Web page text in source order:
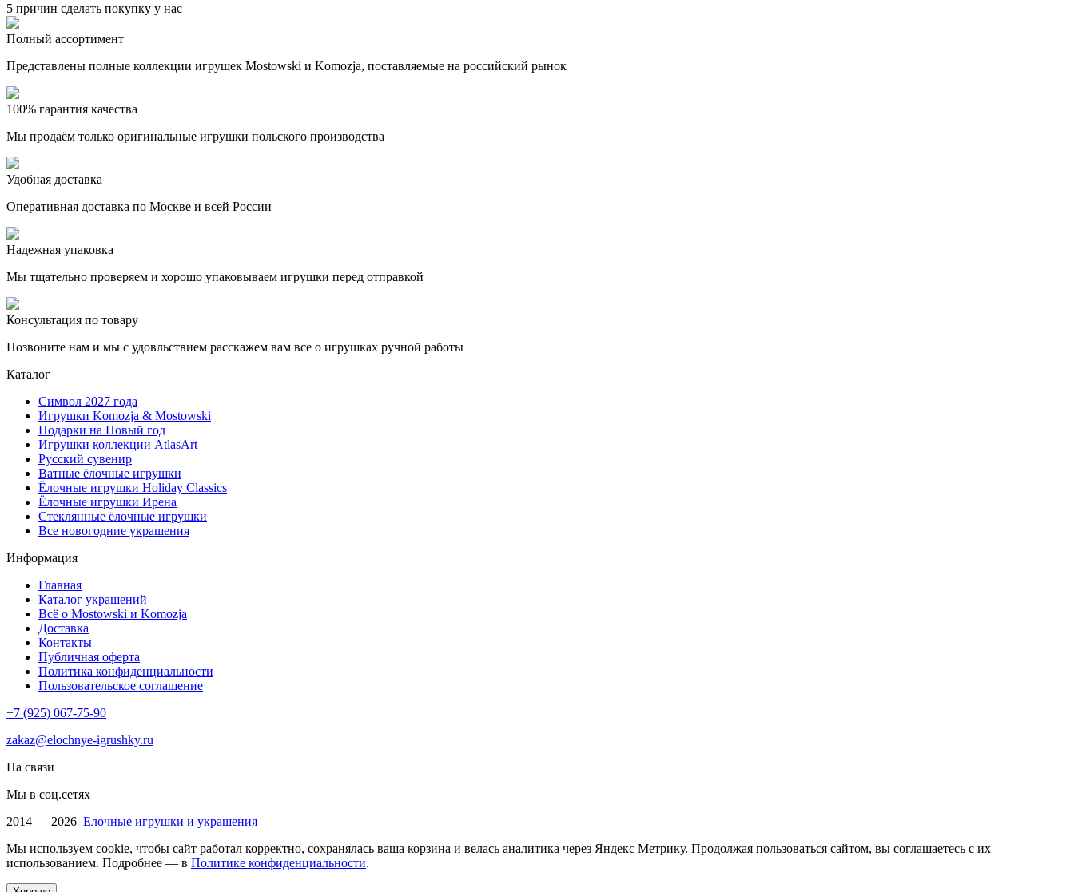
5 причин сделать покупку у нас
Полный ассортимент
Представлены полные коллекции игрушек Mostowski и Komozja, поставляемые на российский рынок
100% гарантия качества
Мы продаём только оригинальные игрушки польского производства
Удобная доставка
Оперативная доставка по Москве и всей России
Надежная упаковка
Мы тщательно проверяем и хорошо упаковываем игрушки перед отправкой
Консультация по товару
Позвоните нам и мы с удовльствием расскажем вам все о игрушках ручной работы
Каталог
Символ 2027 года
Игрушки Komozja & Mostowski
Подарки на Новый год
Игрушки коллекции AtlasArt
Русский сувенир
Ватные ёлочные игрушки
Ёлочные игрушки Holiday Classics
Ëлочные игрушки Ирена
Стеклянные ёлочные игрушки
Все новогодние украшения
Информация
Главная
Каталог украшений
Всё о Mostowski и Komozja
Доставка
Контакты
Публичная оферта
Политика конфиденциальности
Пользовательское соглашение
+7 (925) 067-75-90
zakaz@elochnye-igrushky.ru
На связи
Мы в соц.сетях
2014 — 2026 Елочные игрушки и украшения
Мы используем cookie, чтобы сайт работал корректно, сохранялась ваша корзина и велась аналитика через Яндекс Метрику. Продолжая пользоваться сайтом, вы соглашаетесь с их
использованием. Подробнее — в Политике конфиденциальности.